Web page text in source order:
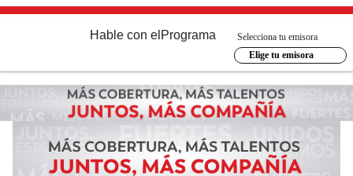
Hable con el Programa
Selecciona tu emisora
Elige tu emisora